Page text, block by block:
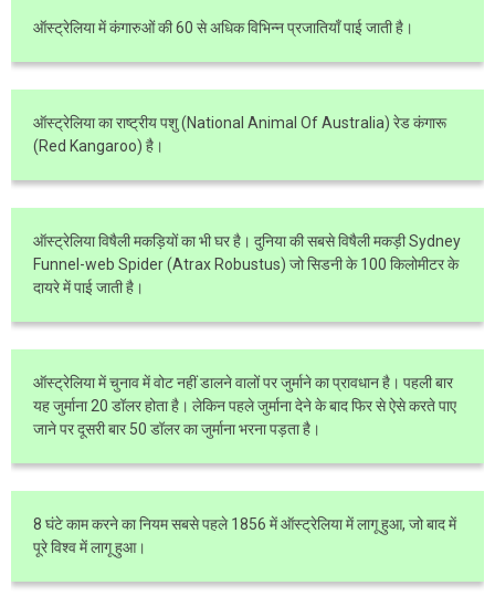
ऑस्ट्रेलिया में कंगारुओं की 60 से अधिक विभिन्न प्रजातियाँ पाई जाती है।
ऑस्ट्रेलिया का राष्ट्रीय पशु (National Animal Of Australia) रेड कंगारू
(Red Kangaroo) है।
ऑस्ट्रेलिया विषैली मकड़ियों का भी घर है। दुनिया की सबसे विषैली मकड़ी Sydney
Funnel-web Spider (Atrax Robustus) जो सिडनी के 100 किलोमीटर के
दायरे में पाई जाती है।
ऑस्ट्रेलिया में चुनाव में वोट नहीं डालने वालों पर जुर्माने का प्रावधान है। पहली बार
यह जुर्माना 20 डॉलर होता है। लेकिन पहले जुर्माना देने के बाद फिर से ऐसे करते पाए
जाने पर दूसरी बार 50 डॉलर का जुर्माना भरना पड़ता है।
8 घंटे काम करने का नियम सबसे पहले 1856 में ऑस्ट्रेलिया में लागू हुआ, जो बाद में
पूरे विश्व में लागू हुआ।